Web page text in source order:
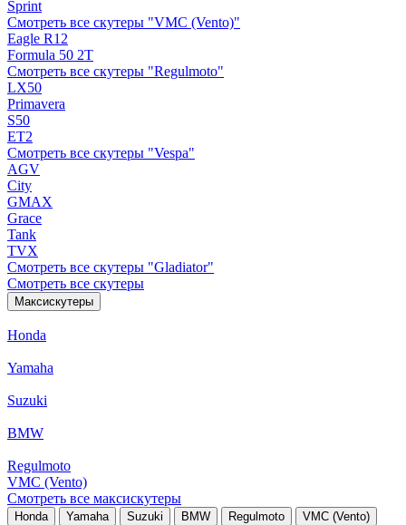
Sprint
Смотреть все скутеры "VMC (Vento)"
Eagle R12
Formula 50 2Т
Смотреть все скутеры "Regulmoto"
LX50
Primavera
S50
ET2
Смотреть все скутеры "Vespa"
AGV
City
GMAX
Grace
Tank
TVX
Смотреть все скутеры "Gladiator"
Смотреть все скутеры
Максискутеры
Honda
Yamaha
Suzuki
BMW
Regulmoto
VMC (Vento)
Смотреть все максискутеры
Honda Yamaha Suzuki BMW Regulmoto VMC (Vento)